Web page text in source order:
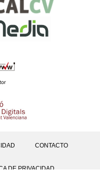
CONTACTO
DE PRIVACIDAD